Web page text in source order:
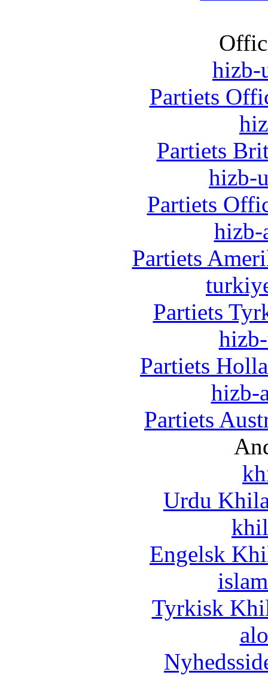
hizb-
Partiets
Partiets
hizb-
Partiets
hizb-
Partiets
Partiets
Partiets
hizb-
Partiets
Urdu
Engelsk
Tyrkisk